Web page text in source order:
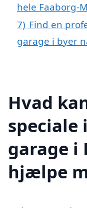
hele Faaborg-
7) Find en
garage i byer
Hvad
garage
hjælpe